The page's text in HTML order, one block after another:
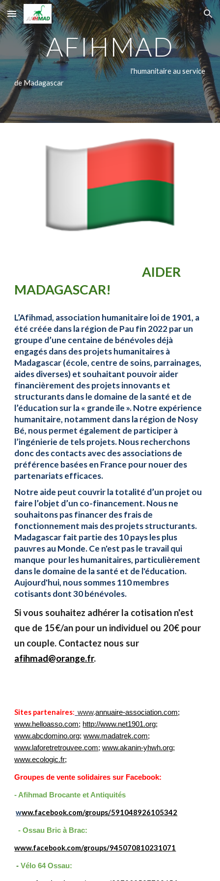
Skip to main content Skip to navigation
AFIHMAD
l'humanitaire au service
de Madagascar
AIDER
MADAGASCAR!
L’Afihmad, association humanitaire loi de 1901, a
été créée dans la région de Pau fin 2022 par un
groupe d’une centaine de bénévoles déjà
engagés dans des projets humanitaires à
Madagascar (école, centre de soins, parrainages,
aides diverses) et souhaitant pouvoir aider
financièrement des projets innovants et
structurants dans le domaine de la santé et de
l’éducation sur la « grande île ». Notre expérience
humanitaire, notamment dans la région de Nosy
Bé, nous permet également de participer à
l’ingénierie de tels projets. Nous recherchons
donc des contacts avec des associations de
préférence basées en France pour nouer des
partenariats efficaces.
Notre aide peut couvrir la totalité d’un projet ou
faire l’objet d’un co-financement. Nous ne
souhaitons pas financer des frais de
fonctionnement mais des projets structurants.
Madagascar fait partie des 10 pays les plus
pauvres au Monde. Ce n'est pas le travail qui
manque pour les humanitaires, particulièrement
dans le domaine de la santé et de l'éducation.
Aujourd'hui, nous sommes 110 membres
cotisants dont 30 bénévoles.
Si vous souhaitez adhérer la cotisation n'est
que de 15€/an pour un individuel ou 20€ pour
un couple. Contactez nous sur
afihmad@orange.fr.
Sites partenaires: www.annuaire-association.com;
www.helloasso.com; http://www.net1901.org;
www.abcdomino.org;www.madatrek.com;
www.laforetretrouvee.com;www.akanin-yhwh.org;
www.ecologic.fr;
Groupes de vente solidaires sur Facebook:
- Afihmad Brocante et Antiquités
www.facebook.com/groups/591048926105342
- Ossau Bric à Brac:
www.facebook.com/groups/945070810231071
- Vélo 64 Ossau: